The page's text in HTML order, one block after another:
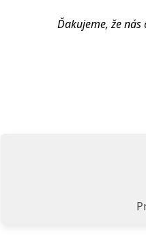
Ďakujeme, že